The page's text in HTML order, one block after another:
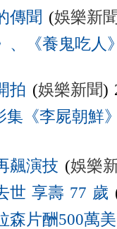
傳聞 (娛樂新
、《養鬼吃人
拍 (娛樂新聞)
《李屍朝鮮
飆演技 (娛樂
世 享壽 77 歲
森片酬500萬